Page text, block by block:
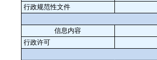
行政规范性文件
信息内容
行政许可